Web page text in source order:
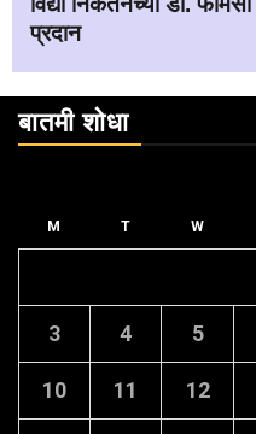
प्रदान
बातमी शोधा
M T W
3 4 5
10 11 12